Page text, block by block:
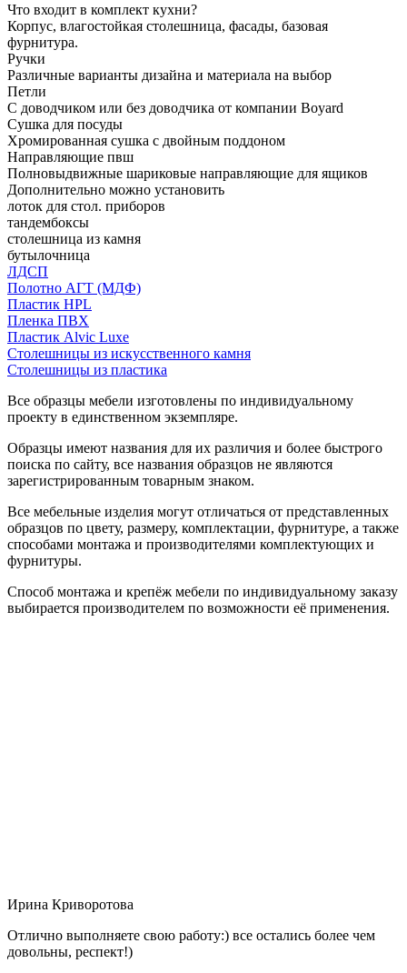
Что входит в комплект кухни?
Корпус, влагостойкая столешница, фасады, базовая
фурнитура.
Ручки
Различные варианты дизайна и материала на выбор
Петли
С доводчиком или без доводчика от компании Boyard
Сушка для посуды
Хромированная сушка с двойным поддоном
Направляющие пвш
Полновыдвижные шариковые направляющие для ящиков
Дополнительно можно установить
лоток для стол. приборов
тандембоксы
столешница из камня
бутылочница
ЛДСП
Полотно АГТ (МДФ)
Пластик HPL
Пленка ПВХ
Пластик Alvic Luxe
Столешницы из искусственного камня
Столешницы из пластика
Все образцы мебели изготовлены по индивидуальному
проекту в единственном экземпляре.
Образцы имеют названия для их различия и более быстрого
поиска по сайту, все названия образцов не являются
зарегистрированным товарным знаком.
Все мебельные изделия могут отличаться от представленных
образцов по цвету, размеру, комплектации, фурнитуре, а также
способами монтажа и производителями комплектующих и
фурнитуры.
Способ монтажа и крепёж мебели по индивидуальному заказу
выбирается производителем по возможности её применения.
Ирина Криворотова
Отлично выполняете свою работу:) все остались более чем
довольны, респект!)